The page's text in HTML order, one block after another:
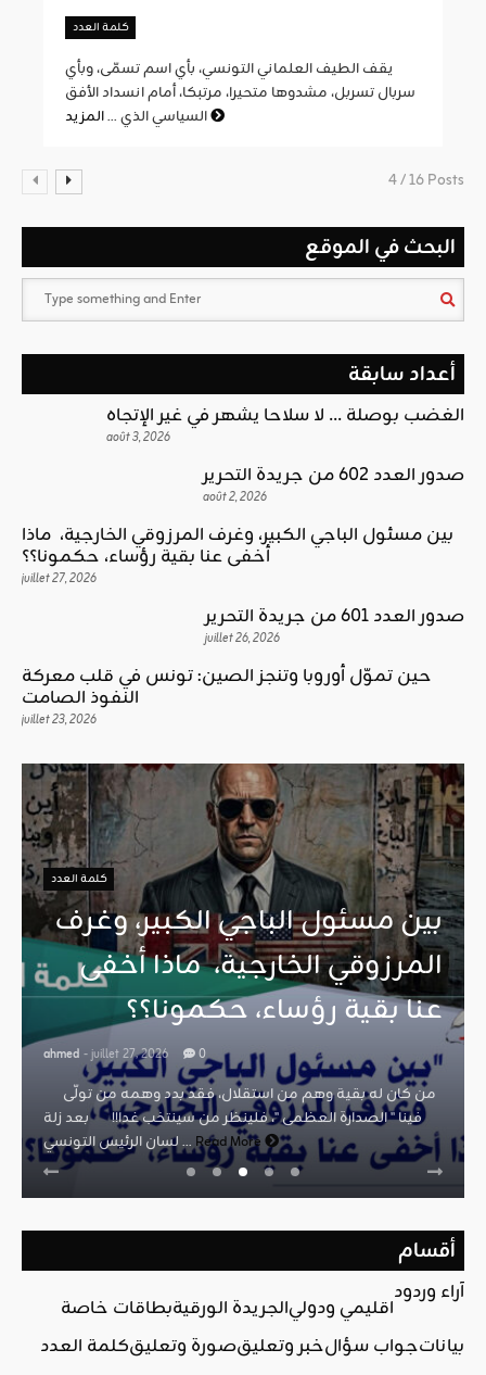
كلمة العدد
يقف الطيف العلماني التونسي، بأي اسم تسمّى، وبأي
سربال تسربل، مشدوها متحيرا، مرتبكا، أمام انسداد الأفق
السياسي الذي ...
4 / 16 Posts
البحث في الموقع
أعداد سابقة
الغضب بوصلة … لا سلاحا يشهر في غير الإتجاه
août 3, 2026
صدور العدد 602 من جريدة التحرير
août 2, 2026
بين مسئول الباجي الكبير، وغرف المرزوقي الخارجية، ماذا
أخفى عنا بقية رؤساء، حكمونا؟؟
juillet 27, 2026
صدور العدد 601 من جريدة التحرير
juillet 26, 2026
حين تموّل أوروبا وتنجز الصين: تونس في قلب معركة
النفوذ الصامت
juillet 23, 2026
كلمة العدد
بين مسئول الباجي الكبير، وغرف
المرزوقي الخارجية، ماذا أخفى
عنا بقية رؤساء، حكمونا؟؟
ahmed - juillet 27, 2026 0
فينا " الصدارة العظمى "، فلينظر من سينتخب غدا!! بعد زلة
لسان الرئيس التونسي ... Read More
أقسام
آراء وردود
اقليمي ودوليالجريدة الورقيةبطاقات خاصة
بياناتجواب سؤالخبر وتعليقصورة وتعليقكلمة العدد